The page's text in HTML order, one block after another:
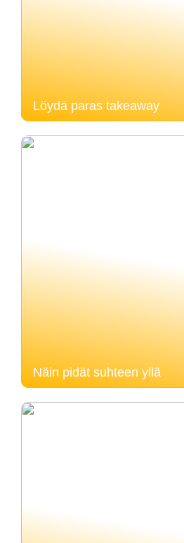
Löydä paras takeaway
Näin pidät suhteen yllä